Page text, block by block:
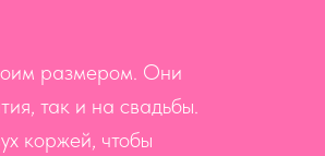
размером. Они
так и на свадьбы.
коржей, чтобы